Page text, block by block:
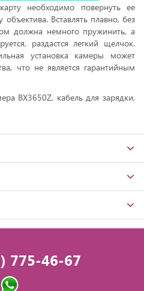
необходимо повернуть ее
Вставлять плавно, без
должна немного пружинить, а
раздастся легкий щелчок.
установка камеры может
что не является гарантийным
BX3650Z, кабель для зарядки,
775-46-67